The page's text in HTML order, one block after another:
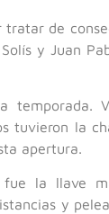
de
y Juan
tuvieron la
apertura.
la llave
y